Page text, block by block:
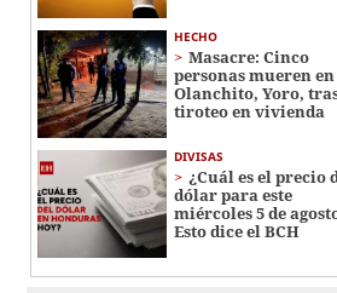
HECHO
Masacre: Cinco
personas mueren en
Olanchito, Yoro,
tiroteo en vivienda
DIVISAS
¿Cuál es el precio
dólar para este
miércoles 5 de
Esto dice el BCH